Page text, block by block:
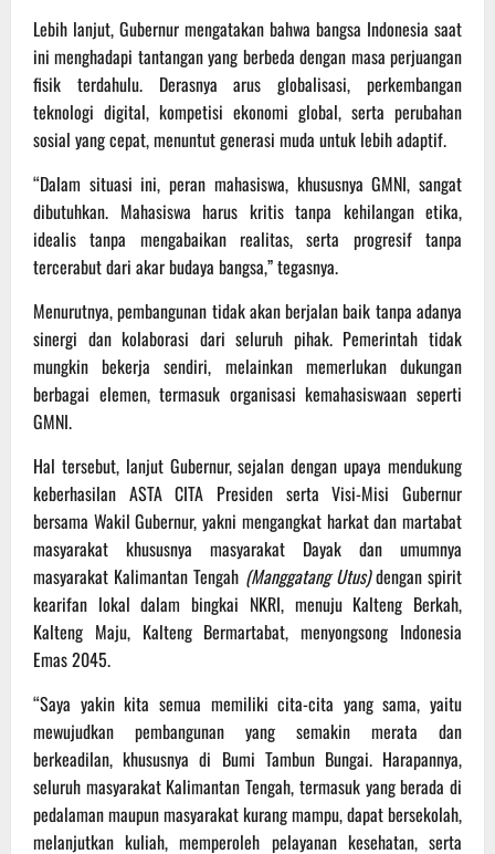
Lebih lanjut, Gubernur mengatakan bahwa bangsa Indonesia saat
ini menghadapi tantangan yang berbeda dengan masa perjuangan
fisik terdahulu. Derasnya arus globalisasi, perkembangan
teknologi digital, kompetisi ekonomi global, serta perubahan
sosial yang cepat, menuntut generasi muda untuk lebih adaptif.
“Dalam situasi ini, peran mahasiswa, khususnya GMNI, sangat
dibutuhkan. Mahasiswa harus kritis tanpa kehilangan etika,
idealis tanpa mengabaikan realitas, serta progresif tanpa
tercerabut dari akar budaya bangsa,” tegasnya.
Menurutnya, pembangunan tidak akan berjalan baik tanpa adanya
sinergi dan kolaborasi dari seluruh pihak. Pemerintah tidak
mungkin bekerja sendiri, melainkan memerlukan dukungan
berbagai elemen, termasuk organisasi kemahasiswaan seperti
GMNI.
Hal tersebut, lanjut Gubernur, sejalan dengan upaya mendukung
keberhasilan ASTA CITA Presiden serta Visi-Misi Gubernur
bersama Wakil Gubernur, yakni mengangkat harkat dan martabat
masyarakat khususnya masyarakat Dayak dan umumnya
masyarakat Kalimantan Tengah (Manggatang Utus)dengan spirit
kearifan lokal dalam bingkai NKRI, menuju Kalteng Berkah,
Kalteng Maju, Kalteng Bermartabat, menyongsong Indonesia
Emas 2045.
“Saya yakin kita semua memiliki cita-cita yang sama, yaitu
mewujudkan pembangunan yang semakin merata dan
berkeadilan, khususnya di Bumi Tambun Bungai. Harapannya,
seluruh masyarakat Kalimantan Tengah, termasuk yang berada di
pedalaman maupun masyarakat kurang mampu, dapat bersekolah,
melanjutkan kuliah, memperoleh pelayanan kesehatan, serta